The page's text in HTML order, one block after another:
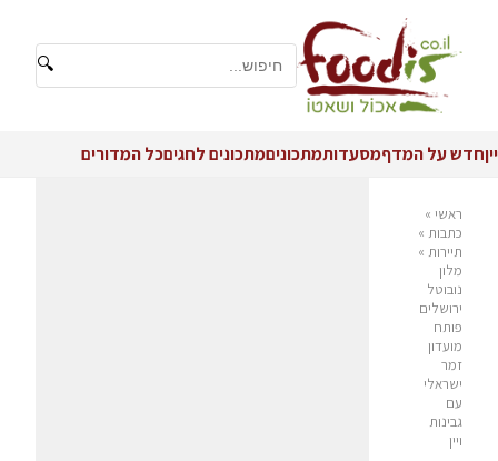
🔍
ייןחדש על המדףמסעדותמתכוניםמתכונים לחגיםכל המדורים
ראשי »
כתבות »
תיירות »
מלון
נובוטל
ירושלים
פותח
מועדון
זמר
ישראלי
עם
גבינות
ויין